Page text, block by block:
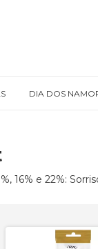
DIA DOS
16% e 22%: